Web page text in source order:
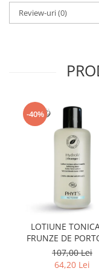
Review-uri(0)
-40%
LOTIUNE
FRUNZE DE
AMAR PHYT'S
107,00 Lei
64,20 Lei